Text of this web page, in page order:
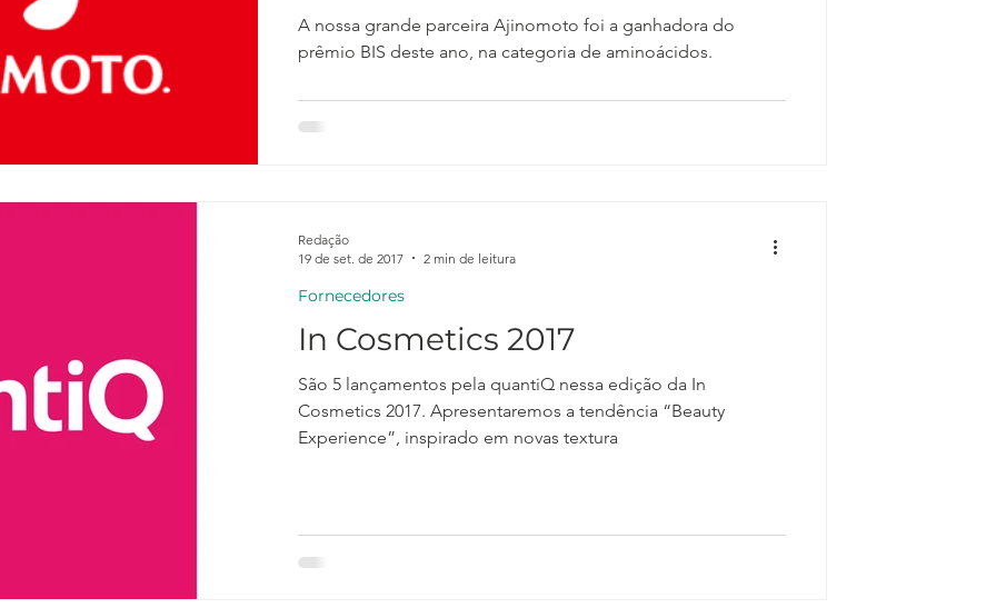
A nossa grande parceira Ajinomoto foi a ganhadora do
prêmio BIS deste ano, na categoria de aminoácidos.
In Cosmetics 2017
São 5 lançamentos pela quantiQ nessa edição da In
Cosmetics 2017. Apresentaremos a tendência “Beauty
Experience”, inspirado em novas textura
Fornecedores
Redação
19 de set. de 2017
2 min de leitura